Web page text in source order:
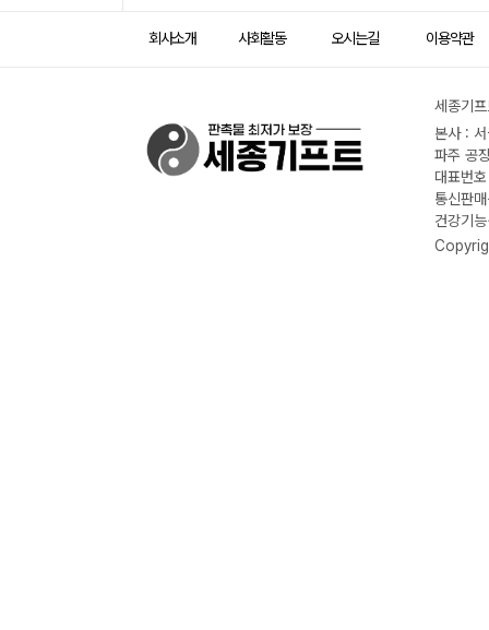
회사소개 사회활동 오시는길 이용약관
세종기
본사 :
파주 공
대표번
통신판
건강기